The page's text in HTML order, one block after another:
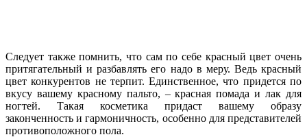
Следует также помнить, что сам по себе красный цвет очень
притягательный и разбавлять его надо в меру. Ведь красный
цвет конкурентов не терпит. Единственное, что придется по
вкусу вашему красному пальто, – красная помада и лак для
ногтей. Такая косметика придаст вашему образу
законченность и гармоничность, особенно для представителей
противоположного пола.